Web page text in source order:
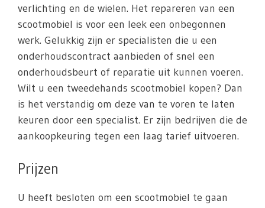
verlichting en de wielen. Het repareren van een
scootmobiel is voor een leek een onbegonnen
werk. Gelukkig zijn er specialisten die u een
onderhoudscontract aanbieden of snel een
onderhoudsbeurt of reparatie uit kunnen voeren.
Wilt u een tweedehands scootmobiel kopen? Dan
is het verstandig om deze van te voren te laten
keuren door een specialist. Er zijn bedrijven die de
aankoopkeuring tegen een laag tarief uitvoeren.
Prijzen
U heeft besloten om een scootmobiel te gaan